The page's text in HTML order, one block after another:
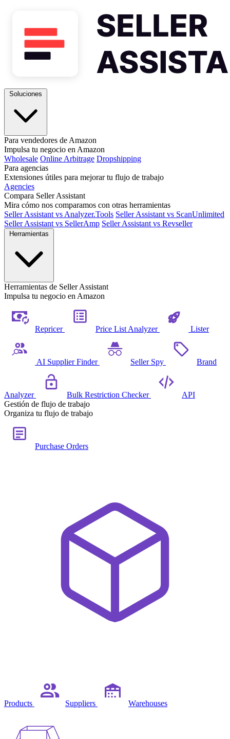
Para vendedores de Amazon
Impulsa tu negocio en Amazon
Wholesale Online Arbitrage Dropshipping
Para agencias
Extensiones útiles para mejorar tu flujo de trabajo
Agencies
Compara Seller Assistant
Mira cómo nos comparamos con otras herramientas
Seller Assistant vs Analyzer.Tools Seller Assistant vs ScanUnlimited
Seller Assistant vs SellerAmp Seller Assistant vs Revseller
Herramientas de Seller Assistant
Impulsa tu negocio en Amazon
Repricer Price List Analyzer Lister
AI Supplier Finder Seller Spy Brand
Analyzer Bulk Restriction Checker
API
Gestión de flujo de trabajo
Organiza tu flujo de trabajo
Purchase Orders
Products Suppliers Warehouses